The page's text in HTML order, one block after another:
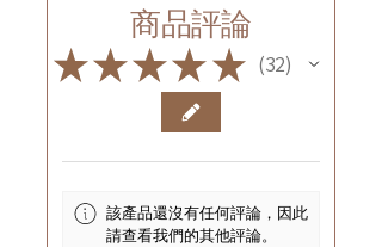
商品評論
★★★★★ 32
32
該產品還沒有任何評論，因此
請查看我們的其他評論。